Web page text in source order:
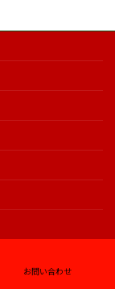
お問い合わせ